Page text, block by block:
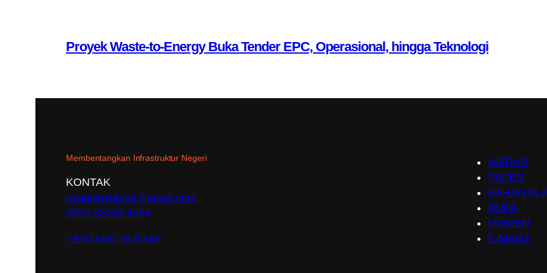
Proyek Waste-to-Energy Buka Tender EPC, Operasional, hingga Teknologi
Membentangkan Infrastruktur Negeri
KONTAK
majalahsutami@gmail.com
0895 32050 4664
TENTANG SUTAMI
INFRAS
PAPER
BAHAN
RUPA
MOMEN
E-MAGZ